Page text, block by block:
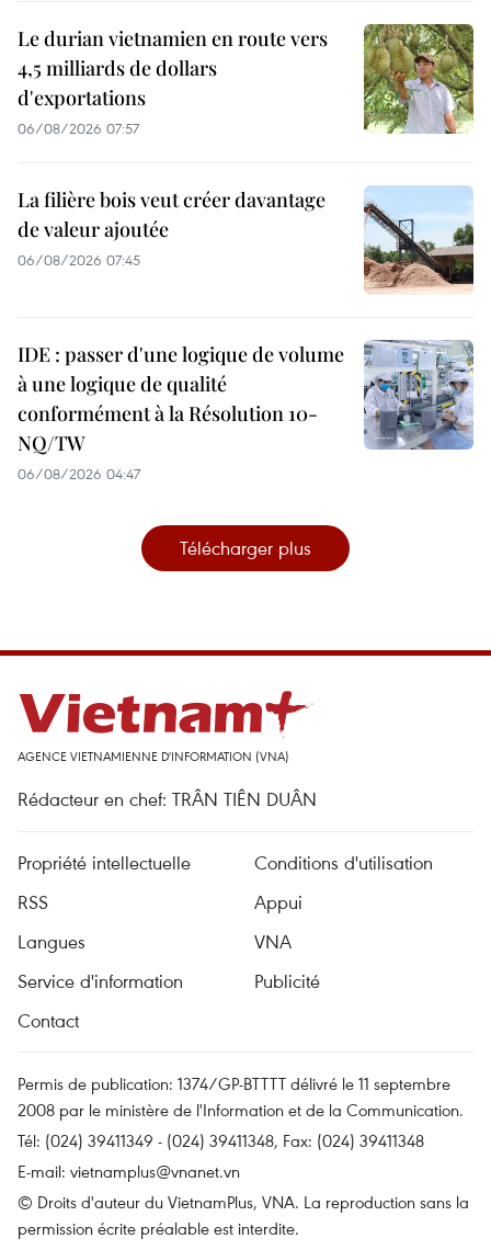
Le durian vietnamien en route vers
4,5 milliards de dollars
d'exportations
06/08/2026 07:57
La filière bois veut créer davantage
de valeur ajoutée
06/08/2026 07:45
IDE : passer d'une logique de volume
à une logique de qualité
conformément à la Résolution 10-
NQ/TW
06/08/2026 04:47
Télécharger plus
AGENCE VIETNAMIENNE D'INFORMATION (VNA)
Rédacteur en chef: TRÂN TIÊN DUÂN
Propriété intellectuelle
Conditions d'utilisation
RSS
Appui
Langues
VNA
Service d'information
Publicité
Contact
Permis de publication: 1374/GP-BTTTT délivré le 11 septembre
2008 par le ministère de l'Information et de la Communication.
Tél: (024) 39411349 - (024) 39411348, Fax: (024) 39411348
E-mail: vietnamplus@vnanet.vn
© Droits d'auteur du VietnamPlus, VNA. La reproduction sans la
permission écrite préalable est interdite.